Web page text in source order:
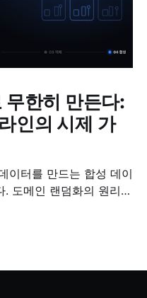
무한히 만든다:
인의 시제 가
이터를 만드는 합성 데이
도메인 랜덤화의 원리와